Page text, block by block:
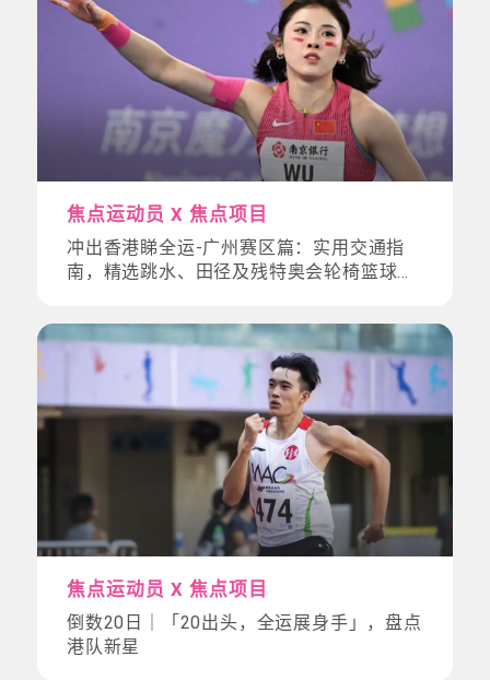
焦点运动员 X 焦点项目
冲出香港睇全运-广州赛区篇：实用交通指
南，精选跳水、田径及残特奥会轮椅篮球观
焦点运动员 X 焦点项目
倒数20日｜「20出头，全运展身手」，盘点
港队新星